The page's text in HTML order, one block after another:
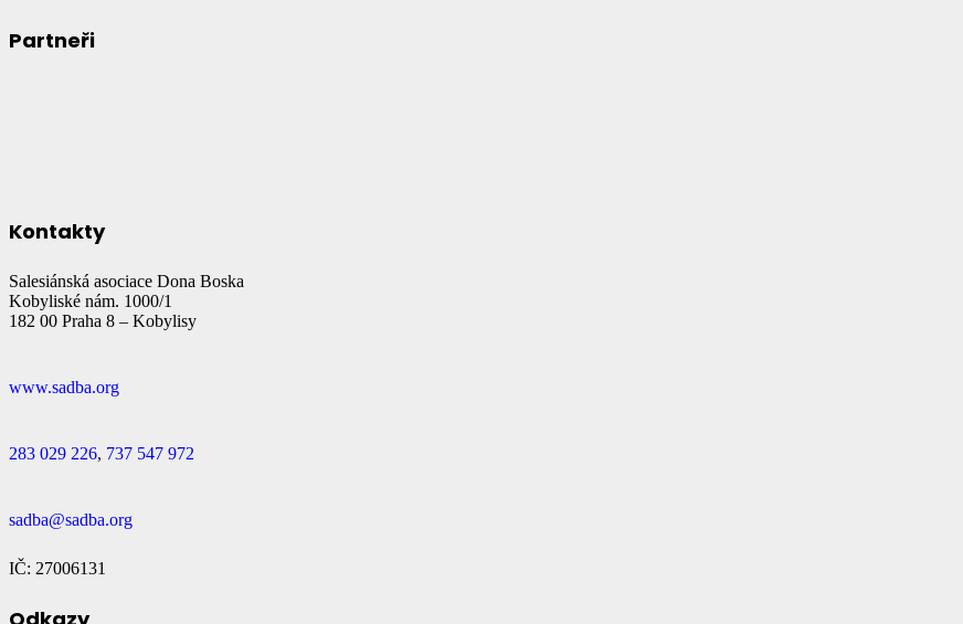
Partneři
Kontakty
Salesiánská asociace Dona Boska
Kobyliské nám. 1000/1
182 00 Praha 8 – Kobylisy
www.sadba.org
283 029 226, 737 547 972
sadba@sadba.org
IČ: 27006131